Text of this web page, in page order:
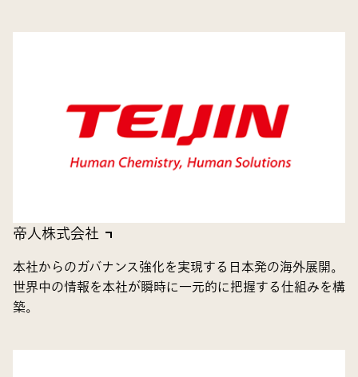
帝人株式会社
本社からのガバナンス強化を実現する日本発の海外展開。
世界中の情報を本社が瞬時に一元的に把握する仕組みを構
築。